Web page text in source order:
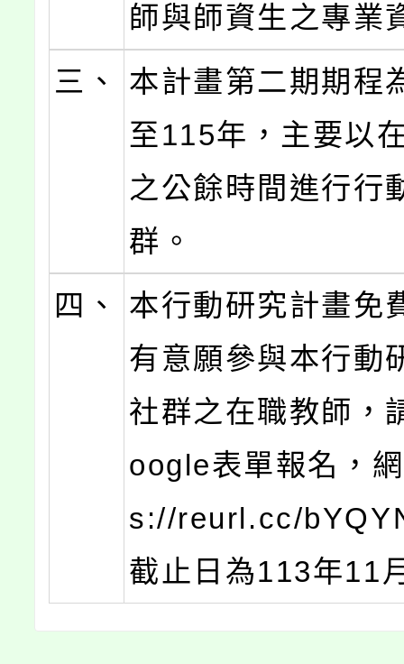
師與師資生之專業
三、
本計畫第二期期程
至115年，主要以
之公餘時間進行行
群。
四、
本行動研究計畫免
有意願參與本行動
社群之在職教師，
oogle表單報名，
s://reurl.cc/
截止日為113年11